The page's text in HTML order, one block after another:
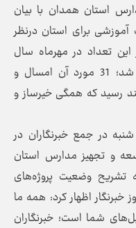
استان همدان با بیان
آموزشی برای استان درنظر
گفت: 44 مورد از این تعداد در مهرماه سال
جاری تحویل آموزش‌وپرورش خواهد شد؛ 31 مورد آن امسال و
رسید که همگی خیرساز و
در جمع خبرنگاران در
و تجهیز مدارس استان
تشریح وضعیت پروژه‌های
اظهار کرد: همه ما
شما است؛ خبرنگاران